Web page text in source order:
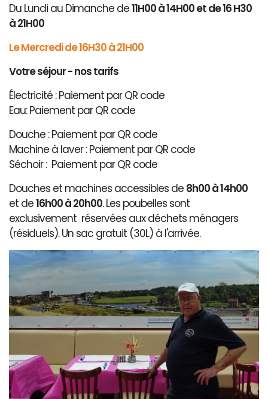
Du Lundi au Dimanche de11H00 à 14H00 et de 16 H30
à 21H00
Le Mercredi de 16H30 à 21H00
Votre séjour - nos tarifs
Électricité : Paiement par QR code
Eau: Paiement par QR code
Douche : Paiement par QR code
Machine à laver : Paiement par QR code
Séchoir : Paiement par QR code
Douches et machines accessibles de 8h00 à 14h00
et de16h00 à 20h00. Les poubelles sont
exclusivement réservées aux déchets ménagers
(résiduels). Un sac gratuit (30L) à l'arrivée.